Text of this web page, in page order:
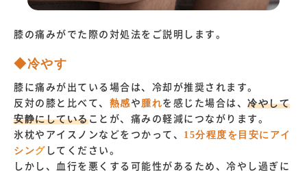
膝の痛みがでた際の対処法をご説明します。
◆冷やす
膝に痛みが出ている場合は、冷却が推奨されます。
反対の膝と比べて、 熱感 や 腫れを感じた場合は、 冷やして
安静にしていることが、痛みの軽減につながります。
氷枕やアイスノンなどをつかって、 15分程度を目安にアイ
シング してください。
しかし、血行を悪くする可能性があるため、冷やし過ぎに